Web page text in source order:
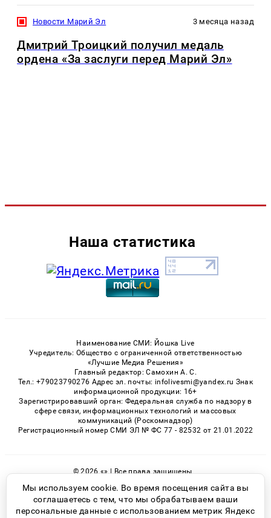
Новости Марий Эл 3 месяца назад
Дмитрий Троицкий получил медаль
ордена «За заслуги перед Марий Эл»
Наша статистика
Наименование СМИ: Йошка Live
Учредитель: Общество с ограниченной ответственностью
«Лучшие Медиа Решения»
Главный редактор: Самохин А. С.
Тел.: +79023790276 Адрес эл. почты: infolivesmi@yandex.ru Знак
информационной продукции: 16+
Зарегистрировавший орган: Федеральная служба по надзору в
сфере связи, информационных технологий и массовых
коммуникаций (Роскомнадзор)
Регистрационный номер СМИ ЭЛ № ФС 77 - 82532 от 21.01.2022
© 2026 «» | Все права защищены
Возрастная категория сайта 16+
Политика конфиденциальности
Мы используем cookie. Во время посещения сайта вы
соглашаетесь с тем, что мы обрабатываем ваши
персональные данные с использованием метрик Яндекс